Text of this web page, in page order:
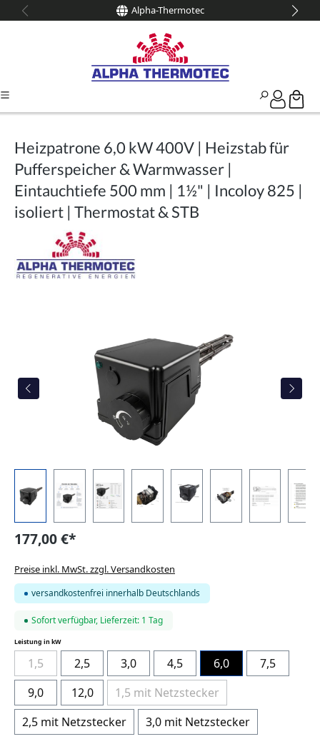
springen Alpha-Thermotec
Heizpatrone 6,0 kW 400V | Heizstab für
Pufferspeicher & Warmwasser |
Eintauchtiefe 500 mm | 1½" | Incoloy 825 |
isoliert | Thermostat & STB
177,00 €*
Preise inkl. MwSt. zzgl. Versandkosten
versandkostenfrei innerhalb Deutschlands
Sofort verfügbar, Lieferzeit: 1 Tag
Leistung in kWauswählen
1,5(Diese Option ist zurzeit nicht verfügbar.)
2,5 3,0 4,5 6,0
7,5
9,0
12,0 1,5 mit Netzstecker(Diese Option ist zurzeit nicht
2,5 mit Netzstecker 3,0 mit Netzstecker